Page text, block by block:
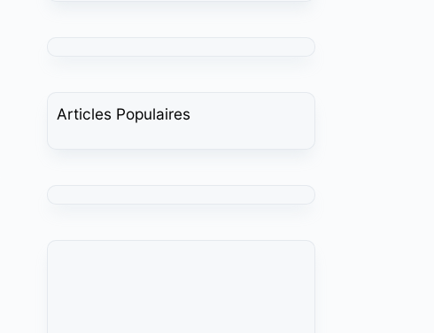
Articles Populaires